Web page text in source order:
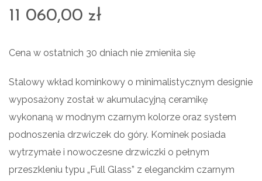
11 060,00 zł
Cena w ostatnich 30 dniach nie zmieniła się
Stalowy wkład kominkowy o minimalistycznym designie
wyposażony został w akumulacyjną ceramikę
wykonaną w modnym czarnym kolorze oraz system
podnoszenia drzwiczek do góry. Kominek posiada
wytrzymałe i nowoczesne drzwiczki o pełnym
przeszkleniu typu „Full Glass” z eleganckim czarnym